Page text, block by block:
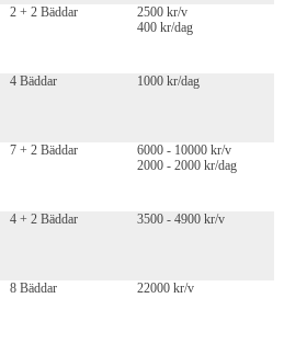
2 + 2 Bäddar
2500 kr/v
400 kr/dag
4 Bäddar 1000 kr/dag
7 + 2 Bäddar
6000 - 10000 kr/v
2000 - 2000 kr/dag
4 + 2 Bäddar 3500 - 4900 kr/v
8 Bäddar 22000 kr/v